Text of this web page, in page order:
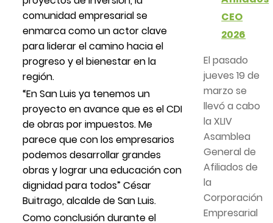
comunidad empresarial se
enmarca como un actor clave
para liderar el camino hacia el
progreso y el bienestar en la
región.
“En San Luis ya tenemos un
proyecto en avance que es el CDI
de obras por impuestos. Me
parece que con los empresarios
podemos desarrollar grandes
obras y lograr una educación con
dignidad para todos” César
Buitrago, alcalde de San Luis.
Como conclusión durante el
CEO
2026
El pasado
jueves 19 de
marzo se
llevó a cabo
la XLIV
Asamblea
General de
Afiliados de
la
Corporación
Empresarial